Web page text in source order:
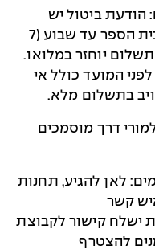
ביטול יש
לשלוח בכתב בדוא"ל למשרדי בית הספר עד שבוע (7
יוחזר במלואו.
המועד כולל אי
בתשלום מלא.
דרך מוסמכים
לאן להגיע, תחנות
קשר
ישלח קישור לקבוצת
להצטרף